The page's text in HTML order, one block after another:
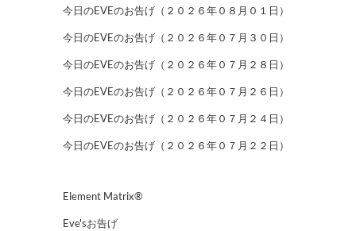
今日のEVEのお告げ（２０２６年０８月０１日）
今日のEVEのお告げ（２０２６年０７月３０日）
今日のEVEのお告げ（２０２６年０７月２８日）
今日のEVEのお告げ（２０２６年０７月２６日）
今日のEVEのお告げ（２０２６年０７月２４日）
今日のEVEのお告げ（２０２６年０７月２２日）
Element Matrix®
Eve'sお告げ